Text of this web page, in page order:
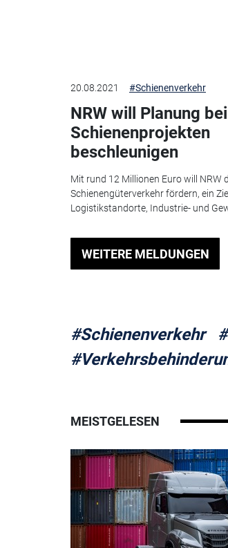
20.08.2021 #Schienenverkehr
NRW will Planung bei
Schienenprojekten
beschleunigen
Mit rund 12 Millionen Euro will NRW
Schienengüterverkehr fördern, ein
Logistikstandorte, Industrie- und
WEITERE MELDUNGEN
#Schienenverkehr
MEISTGELESEN